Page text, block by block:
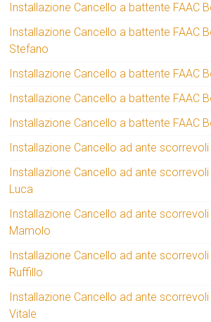
Installazione Cancello a battente FAAC
Installazione Cancello a battente FAAC
Stefano
Installazione Cancello a battente FAAC
Installazione Cancello a battente FAAC
Installazione Cancello a battente FAAC
Installazione Cancello ad ante
Installazione Cancello ad ante
Luca
Installazione Cancello ad ante
Mamolo
Installazione Cancello ad ante
Ruffillo
Installazione Cancello ad ante
Vitale